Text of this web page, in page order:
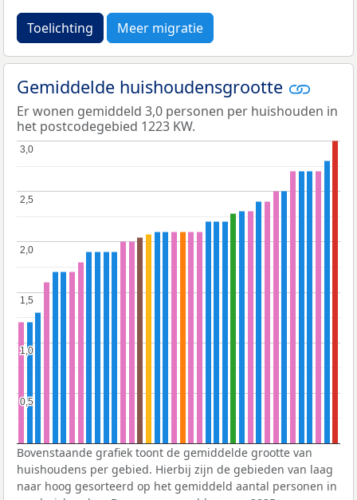
Toelichting Meer migratie
Gemiddelde huishoudensgrootte
Er wonen gemiddeld 3,0 personen per huishouden in
het postcodegebied 1223 KW.
0,5
0,5
1,0
1,0
1,5
1,5
2,0
2,0
2,5
2,5
3,0
3,0
Bovenstaande grafiek toont de gemiddelde grootte van
huishoudens per gebied. Hierbij zijn de gebieden van laag
naar hoog gesorteerd op het gemiddeld aantal personen in